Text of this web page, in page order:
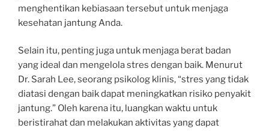
menghentikan kebiasaan tersebut untuk menjaga
kesehatan jantung Anda.
Selain itu, penting juga untuk menjaga berat badan
yang ideal dan mengelola stres dengan baik. Menurut
Dr. Sarah Lee, seorang psikolog klinis, “stres yang tidak
diatasi dengan baik dapat meningkatkan risiko penyakit
jantung.” Oleh karena itu, luangkan waktu untuk
beristirahat dan melakukan aktivitas yang dapat